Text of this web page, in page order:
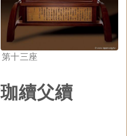
第十三座
續父續